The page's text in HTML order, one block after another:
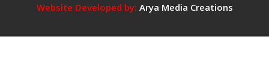
वायरल,
Website Developed by: Arya Media Creations